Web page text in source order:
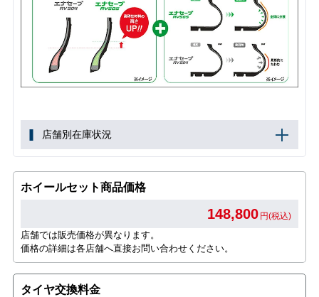
店舗別在庫状況
ホイールセット商品価格
148,800 円(税込)
店舗では販売価格が異なります。
価格の詳細は各店舗へ直接お問い合わせください。
タイヤ交換料金